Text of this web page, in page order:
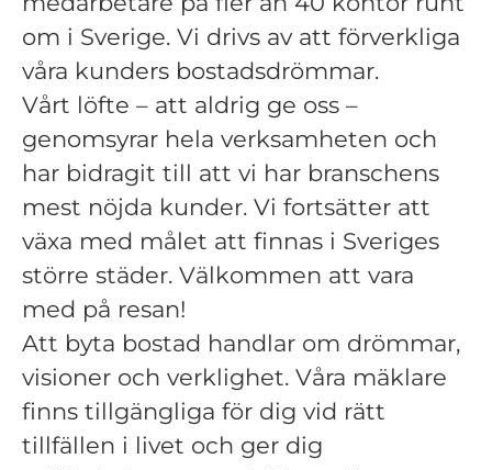
om i Sverige. Vi drivs av att förverkliga
våra kunders bostadsdrömmar.
Vårt löfte – att aldrig ge oss –
genomsyrar hela verksamheten och
har bidragit till att vi har branschens
mest nöjda kunder. Vi fortsätter att
växa med målet att finnas i Sveriges
större städer. Välkommen att vara
med på resan!
Att byta bostad handlar om drömmar,
visioner och verklighet. Våra mäklare
finns tillgängliga för dig vid rätt
tillfällen i livet och ger dig